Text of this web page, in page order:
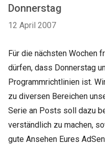
Donnerstag
12 April 2007
Für die nächsten Wochen
dürfen, dass Donnerstag
Programmrichtlinien ist.
zu diversen Bereichen
Serie an Posts soll dazu
verständlich zu machen,
gute Ansehen Eures